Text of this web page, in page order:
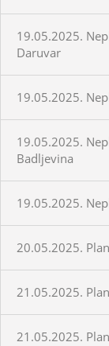
19.05.2025.
Daruvar
19.05.2025.
19.05.2025.
Badljevina
19.05.2025.
20.05.2025.
21.05.2025.
21.05.2025.